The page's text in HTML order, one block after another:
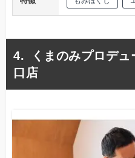
くまのみプロデ
口店